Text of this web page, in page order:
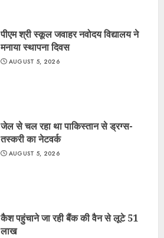
पीएम श्री स्कूल जवाहर नवोदय विद्यालय ने
मनाया स्थापना दिवस
AUGUST 5, 2026
जेल से चल रहा था पाकिस्तान से ड्रग्स-
तस्करी का नेटवर्क
AUGUST 5, 2026
कैश पहुंचाने जा रही बैंक की वैन से लूटे 51
लाख